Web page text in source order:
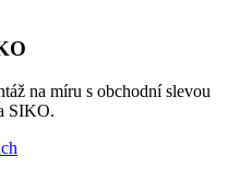
na míru s obchodní slevou
SIKO.